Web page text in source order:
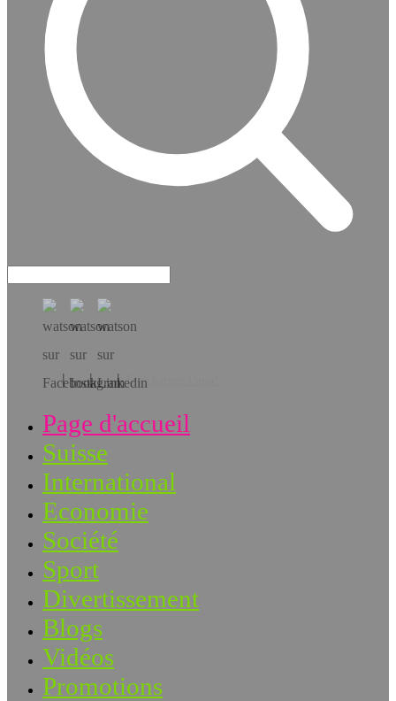
Téléchargez l’app!
Page d'accueil
Suisse
International
Economie
Société
Sport
Divertissement
Blogs
Vidéos
Promotions